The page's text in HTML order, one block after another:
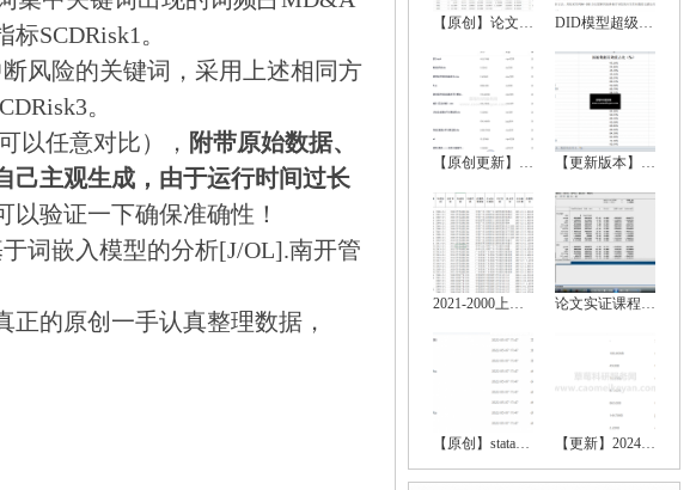
SCDRisk1。
风险的关键词，采用上述相同方
。
以任意对比）， 附带原始数据、
己主观生成，由于运行时间过长
以验证一下确保准确性！
词嵌入模型的分析[J/OL].南开管
的原创一手认真整理数据，
【原创】论文实证全流程超详细资料（数据处 DID模型超级大全（双重差分法、政策评估）
【原创更新】2024-2000年中国省级数字经济 【更新版本】 2022-1999中国城市统计年鉴、
2021-2000上市公司绿色创新数据大全（创新 论文实证课程（stata安装包、数据处理、基
【原创】stata空间计量全流程操作资料（数 【更新】2024-2000上市公司绿色创新、上市